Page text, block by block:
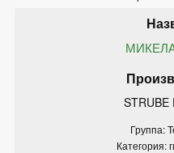
STRUBE
Группа:
Категория: